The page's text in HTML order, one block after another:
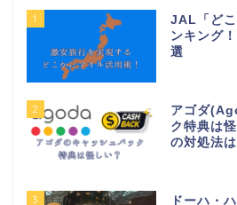
1
JAL「どこ
ンキング
選
2
アゴダ
ク特典は
の対処法は
3 ドーハ・